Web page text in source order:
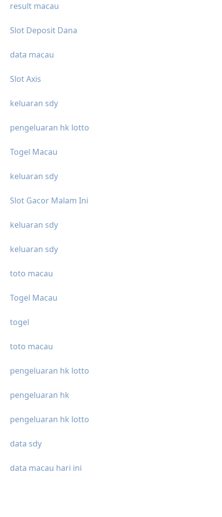
result macau
Slot Deposit Dana
data macau
Slot Axis
keluaran sdy
pengeluaran hk lotto
Togel Macau
keluaran sdy
Slot Gacor Malam Ini
keluaran sdy
keluaran sdy
toto macau
Togel Macau
togel
toto macau
pengeluaran hk lotto
pengeluaran hk
pengeluaran hk lotto
data sdy
data macau hari ini